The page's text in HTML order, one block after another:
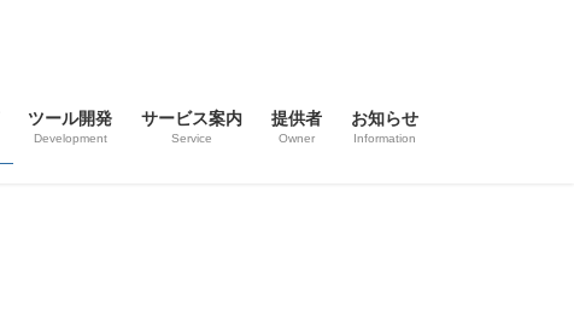
ツール開発
Development
サービス案内
Service
提供者
Owner
お知らせ
Information